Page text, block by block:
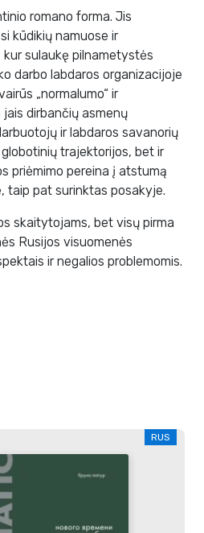
romano forma. Jis
kūdikių namuose ir
sulaukę pilnametystės
darbo labdaros organizacijoje
„normalumo“ ir
jais dirbančių asmenų
ir labdaros savanorių
trajektorijos, bet ir
priėmimo pereina į atstumą
taip pat surinktas posakyje.
skaitytojams, bet visų pirma
Rusijos visuomenės
ir negalios problemomis.
RUS